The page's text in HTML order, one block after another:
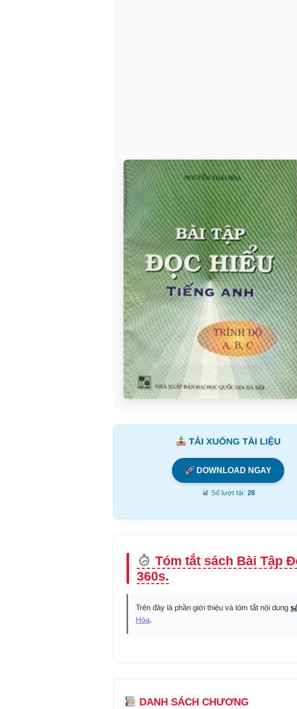
TẢI XUỐNG TÀI LIỆU
DOWNLOAD NGAY
Số lượt tải: 28
Tóm tắt sách Bài Tập
360s.
Trên đây là phần giới thiệu và tóm tắt nội dung
Hòa.
DANH SÁCH CHƯƠNG